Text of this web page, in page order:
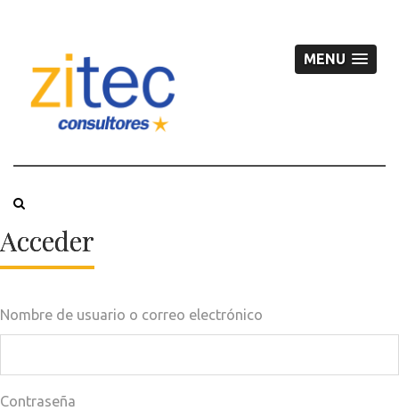
MENU
Acceder
Nombre de usuario o correo electrónico
Contraseña